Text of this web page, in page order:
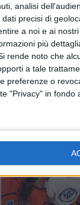
analisi
precisi di
a noi e ai
più
rende noto che
a tale
preferenze o
"Privacy" in fondo